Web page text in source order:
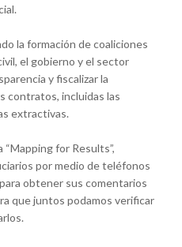
la formación de coaliciones
el gobierno y el sector
y fiscalizar la
contratos, incluidas las
extractivas.
for Results”,
por medio de teléfonos
obtener sus comentarios
que juntos podamos verificar